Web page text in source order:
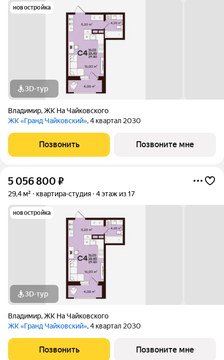
новостройка
3D-тур
Владимир,ЖК На Чайковского
ЖК «Гранд Чайковский», 4 квартал 2030
Позвонить Позвоните мне
5 056 800 ₽
29,4 м² квартира-студия 4 этаж из 17
новостройка
3D-тур
Владимир,ЖК На Чайковского
ЖК «Гранд Чайковский», 4 квартал 2030
Позвонить Позвоните мне